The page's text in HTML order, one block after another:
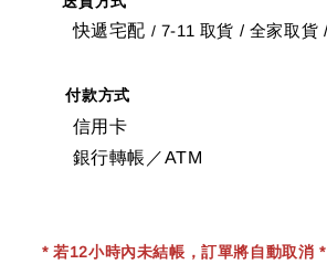
快遞宅配 / 7-11 取貨 / 全家取貨
付款方式
信用卡
銀行轉帳／ATM
* 若12小時內未結帳，訂單將自動取消 *